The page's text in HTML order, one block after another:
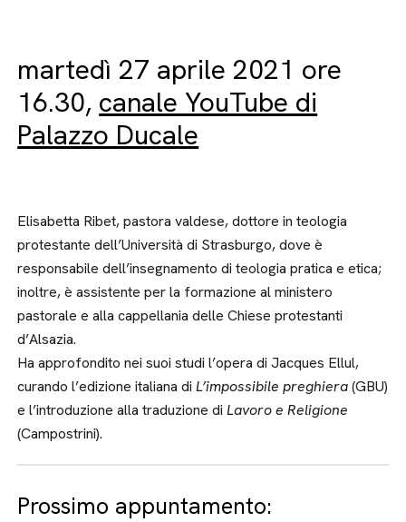
martedì 27 aprile 2021 ore
16.30, canale YouTube di
Palazzo Ducale
Elisabetta Ribet, pastora valdese, dottore in teologia
protestante dell’Università di Strasburgo, dove è
responsabile dell’insegnamento di teologia pratica e etica;
inoltre, è assistente per la formazione al ministero
pastorale e alla cappellania delle Chiese protestanti
d’Alsazia.
Ha approfondito nei suoi studi l’opera di Jacques Ellul,
curando l’edizione italiana diL’impossibile preghiera(GBU)
e l’introduzione alla traduzione diLavoro e Religione
(Campostrini).
Prossimo appuntamento: